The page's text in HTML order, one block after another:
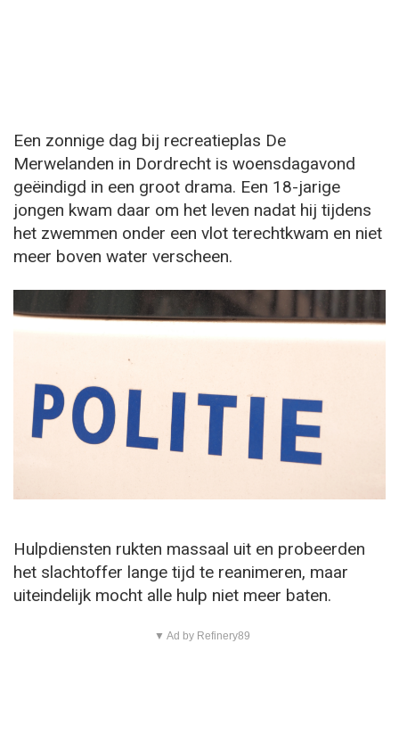
Een zonnige dag bij recreatieplas De
Merwelanden in Dordrecht is woensdagavond
geëindigd in een groot drama. Een 18-jarige
jongen kwam daar om het leven nadat hij tijdens
het zwemmen onder een vlot terechtkwam en niet
meer boven water verscheen.
Hulpdiensten rukten massaal uit en probeerden
het slachtoffer lange tijd te reanimeren, maar
uiteindelijk mocht alle hulp niet meer baten.
▼ Ad by Refinery89